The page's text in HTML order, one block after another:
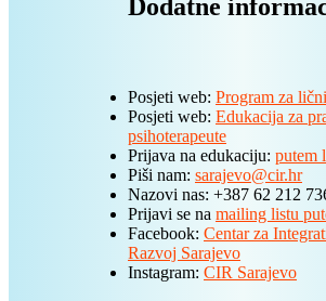
Dodatne
Posjeti web: Program za
Posjeti web: Edukacija za
psihoterapeute
Prijava na edukaciju: putem
Piši nam: sarajevo@cir.hr
Nazovi nas: +387 62 212
Prijavi se na mailing listu
Facebook: Centar za
Razvoj Sarajevo
Instagram: CIR Sarajevo